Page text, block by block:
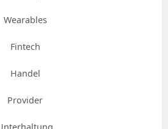
Wearables
Fintech
Handel
Provider